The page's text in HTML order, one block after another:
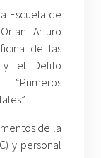
Escuela de
Arturo
de las
y el Delito
de la
y personal